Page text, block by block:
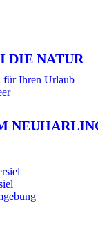
DIE NATUR
für Ihren Urlaub